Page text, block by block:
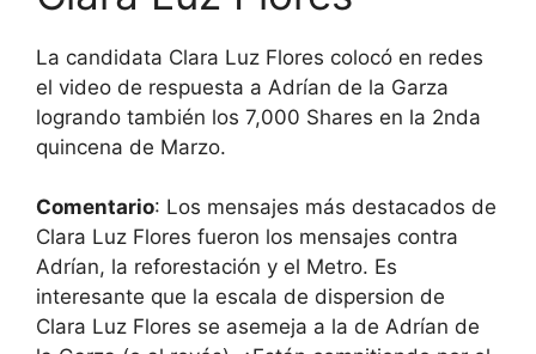
La candidata Clara Luz Flores colocó en redes
el video de respuesta a Adrían de la Garza
logrando también los 7,000 Shares en la 2nda
quincena de Marzo.
Comentario: Los mensajes más destacados de
Clara Luz Flores fueron los mensajes contra
Adrían, la reforestación y el Metro. Es
interesante que la escala de dispersion de
Clara Luz Flores se asemeja a la de Adrían de